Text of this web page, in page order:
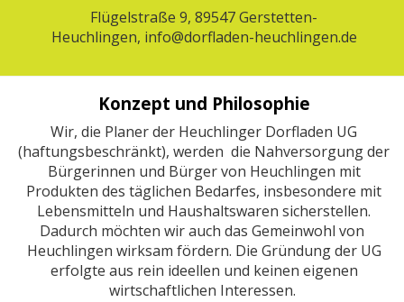
Flügelstraße 9, 89547 Gerstetten-
Heuchlingen, info@dorfladen-heuchlingen.de
Konzept und Philosophie
Wir, die Planer der Heuchlinger Dorfladen UG
(haftungsbeschränkt), werden die Nahversorgung der
Bürgerinnen und Bürger von Heuchlingen mit
Produkten des täglichen Bedarfes, insbesondere mit
Lebensmitteln und Haushaltswaren sicherstellen.
Dadurch möchten wir auch das Gemeinwohl von
Heuchlingen wirksam fördern. Die Gründung der UG
erfolgte aus rein ideellen und keinen eigenen
wirtschaftlichen Interessen.